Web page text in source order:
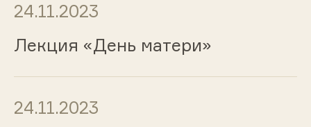
24.11.2023
Лекция «День матери»
24.11.2023